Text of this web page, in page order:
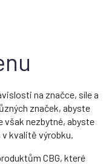
na značce, síle a
značek, abyste
však nezbytné, abyste
kvalitě výrobku.
CBG, které